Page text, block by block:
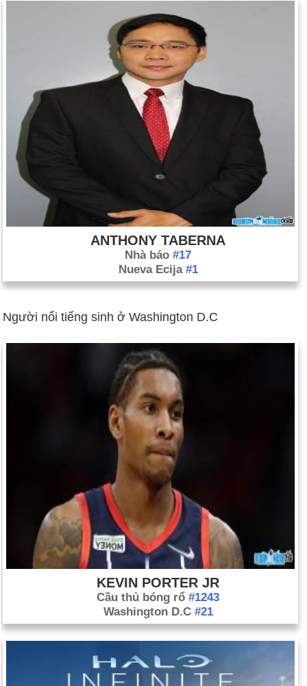
ANTHONY TABERNA
Nhà báo #17
Nueva Ecija #1
Người nổi tiếng sinh ở Washington D.C
KEVIN PORTER JR
Cầu thủ bóng rổ #1243
Washington D.C #21